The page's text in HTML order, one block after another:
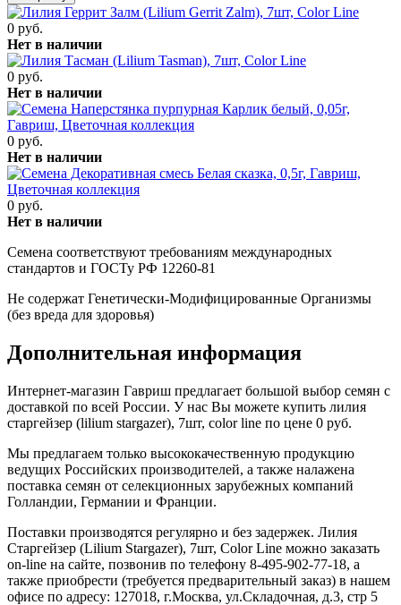
0 руб.
Нет в наличии
0 руб.
Нет в наличии
0 руб.
Нет в наличии
0 руб.
Нет в наличии
Семена соответствуют требованиям международных
стандартов и ГОСТу РФ 12260-81
Не содержат Генетически-Модифицированные Организмы
(без вреда для здоровья)
Дополнительная информация
Интернет-магазин Гавриш предлагает большой выбор семян с
доставкой по всей России. У нас Вы можете купить лилия
старгейзер (lilium stargazer), 7шт, color line по цене 0 руб.
Мы предлагаем только высококачественную продукцию
ведущих Российских производителей, а также налажена
поставка семян от селекционных зарубежных компаний
Голландии, Германии и Франции.
Поставки производятся регулярно и без задержек. Лилия
Старгейзер (Lilium Stargazer), 7шт, Color Line можно заказать
on-line на сайте, позвонив по телефону 8-495-902-77-18, а
также приобрести (требуется предварительный заказ) в нашем
офисе по адресу: 127018, г.Москва, ул.Складочная, д.3, стр 5